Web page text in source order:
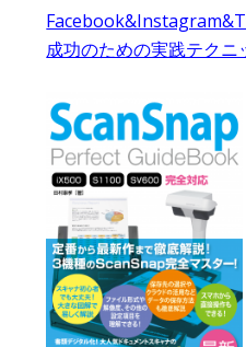
成功のための実践テクニ